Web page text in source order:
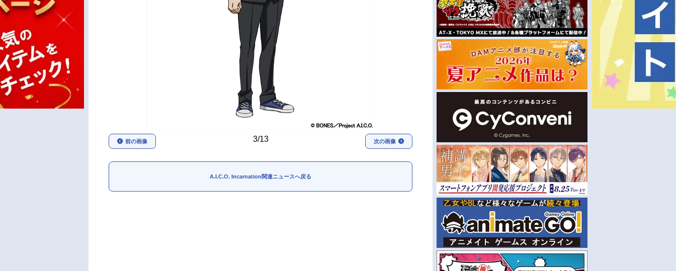
3/13
前の画像 次の画像
A.I.C.O. Incarnation関連ニュースへ戻る